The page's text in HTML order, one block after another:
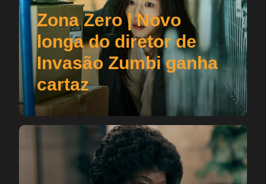
Zona Zero | Novo
longa do diretor de
Invasão Zumbi ganha
cartaz